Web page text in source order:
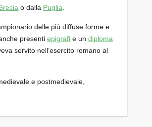
o dalla Puglia
delle più diffuse forme e
presentiepigrafi e undiploma
servito nell’esercito romano al
e postmedievale,